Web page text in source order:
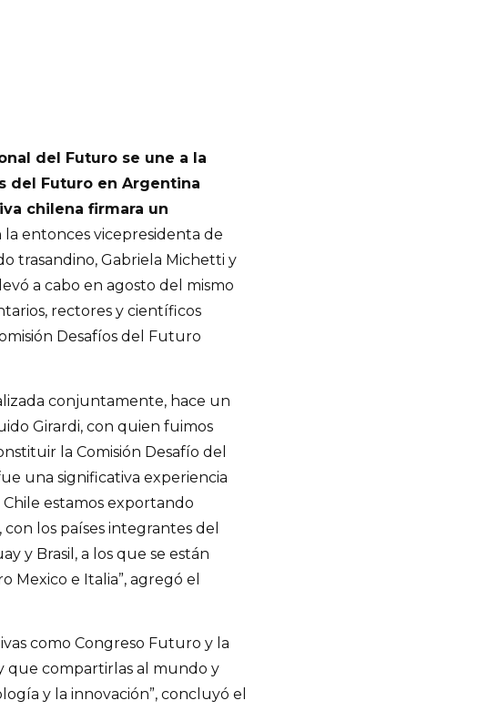
del Futuro se une a la
del Futuro en Argentina
chilena firmara un
la entonces vicepresidenta de
trasandino, Gabriela Michetti y
a cabo en agosto del mismo
rectores y científicos
Desafíos del Futuro
conjuntamente, hace un
Girardi, con quien fuimos
la Comisión Desafío del
una significativa experiencia
estamos exportando
los países integrantes del
y Brasil, a los que se están
e Italia”, agregó el
como Congreso Futuro y la
que compartirlas al mundo y
y la innovación”, concluyó el